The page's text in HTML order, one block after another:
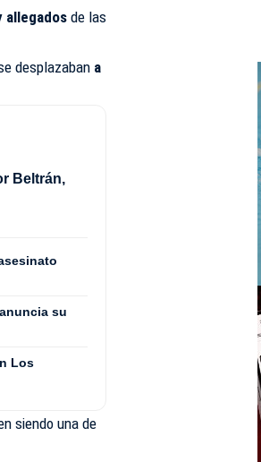
allegadosde las
desplazaban a
Beltrán,
su
Los
siendo una de